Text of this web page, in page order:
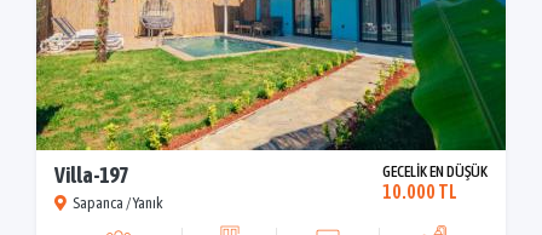
Villa-197
Sapanca / Yanık
GECELİK EN DÜŞÜK
10.000 TL